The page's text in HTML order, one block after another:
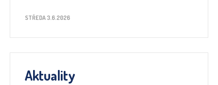
STŘEDA 3.6.2026
Aktuality